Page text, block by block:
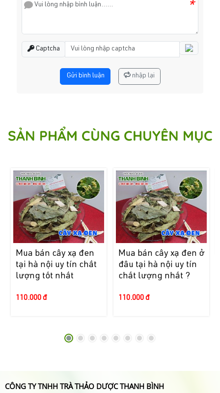
*
Captcha
Gửi bình luận nhập lại
SẢN PHẨM CÙNG CHUYÊN MỤC
Mua bán cây xạ đen
tại hà nội uy tín chất
lượng tốt nhất
110.000 đ
Mua bán cây xạ đen ở
đâu tại hà nội uy tín
chất lượng nhất ?
110.000 đ
CÔNG TY TNHH TRÀ THẢO DƯỢC THANH BÌNH